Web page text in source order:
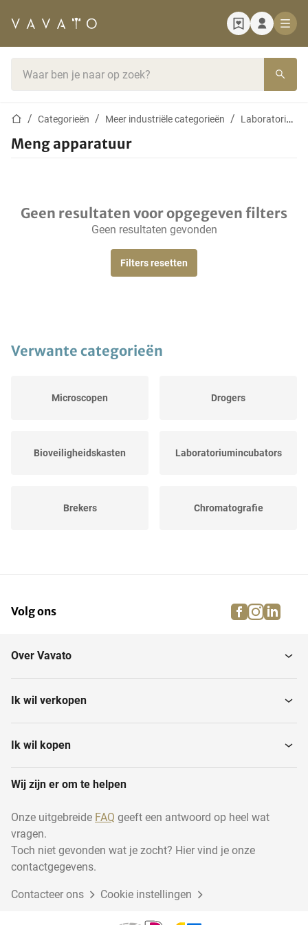
StartpaginaCategorieën Meer industriële categorieën Laboratoriumapparatuur
Meng apparatuur
Geen resultaten voor opgegeven filters
Geen resultaten gevonden
Filters resetten
Verwante categorieën
Microscopen Drogers
Bioveiligheidskasten Laboratoriumincubators
Brekers Chromatografie
Schoonmaakapparatuur Laboratoriumkoelkasten
Hplc- en uhplc-systemen
Laboratoriumovens
Luchtdrogers Verwarmingsapparatuur
Volg ons facebook
Over Vavato
Ik wil verkopen
Ik wil kopen
Wij zijn er om te helpen
Onze uitgebreide FAQ geeft een antwoord op heel wat
vragen.
Toch niet gevonden wat je zocht? Hier vind je onze
contactgegevens.
Contacteer ons Cookie instellingen